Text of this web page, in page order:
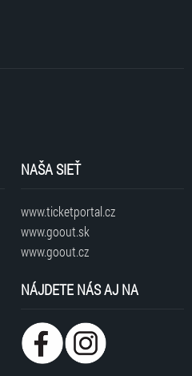
NAŠA SIEŤ
www.ticketportal.cz
www.goout.sk
www.goout.cz
NÁJDETE NÁS AJ NA